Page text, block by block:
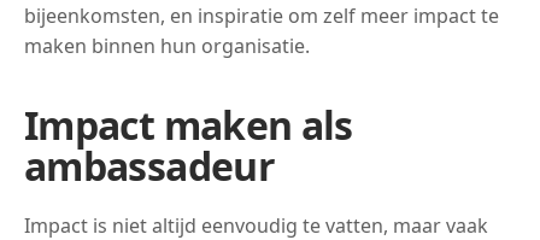
bijeenkomsten, en inspiratie om zelf meer impact te
maken binnen hun organisatie.
Impact maken als
ambassadeur
Impact is niet altijd eenvoudig te vatten, maar vaak